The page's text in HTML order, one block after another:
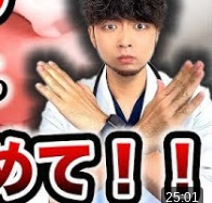
25:01